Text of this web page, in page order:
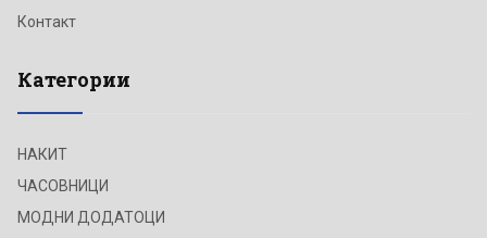
Контакт
Категории
НАКИТ
ЧАСОВНИЦИ
МОДНИ ДОДАТОЦИ